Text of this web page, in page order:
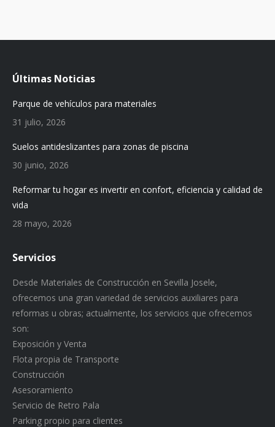
Últimas Noticias
Parque de vehículos para materiales
31 julio, 2026
Suelos antideslizantes para zonas de piscina
30 junio, 2026
Reformar tu hogar es invertir en confort, eficiencia y calidad de
vida
28 mayo, 2026
Servicios
Desde Materiales de Construcción en Sevilla Josele,
ofrecemos una gran variedad de servicios auxiliares para
reformas u obras; actualmente, los servicios que ofrecemos
son:
Exposición y Venta
Flota propia de Transporte
Construcción
Asesoramiento
Servicio de Retro Pala
Parking propio para clientes